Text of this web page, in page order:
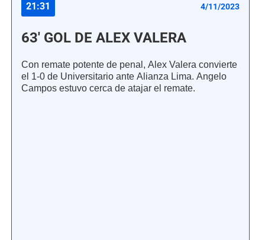
21:31 4/11/2023
63' GOL DE ALEX VALERA
Con remate potente de penal, Alex Valera convierte
el 1-0 de Universitario ante Alianza Lima. Angelo
Campos estuvo cerca de atajar el remate.